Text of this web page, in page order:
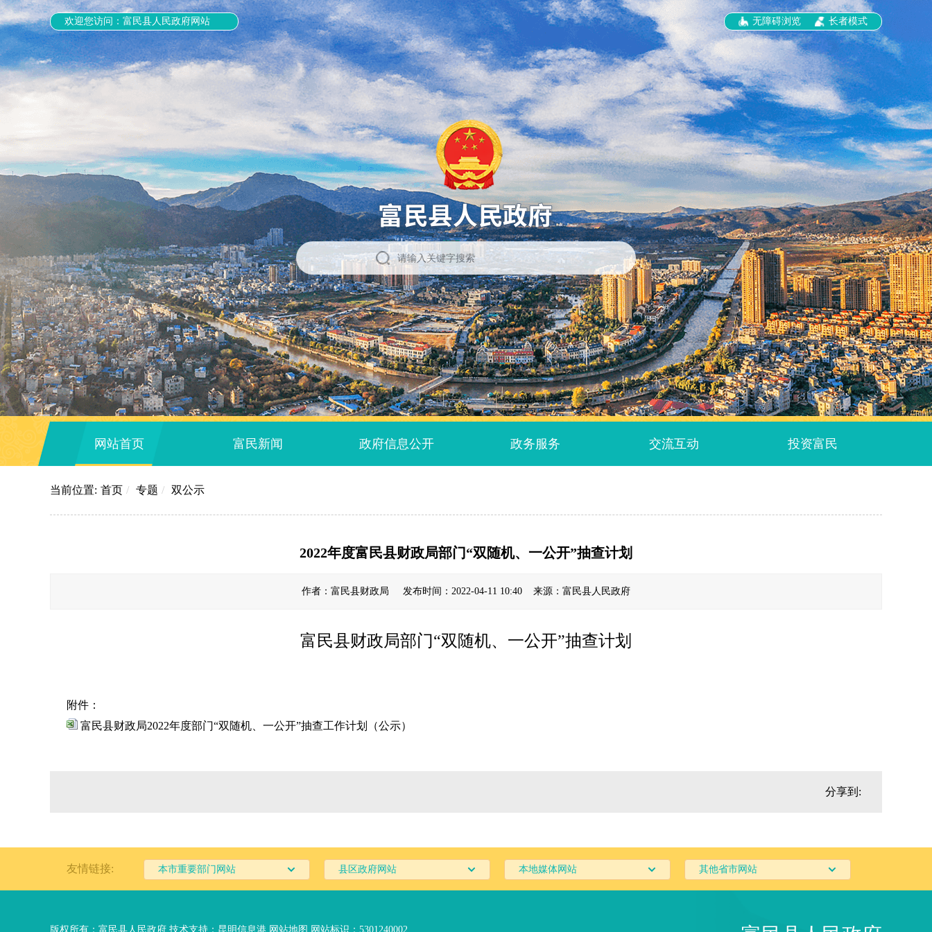
欢迎您访问：富民县人民政府网站 无障碍浏览 长者模式
网站首页 富民新闻 政府信息公开 政务服务 交流互动 投资富民
当前位置: 首页 / 专题 / 双公示
2022年度富民县财政局部门“双随机、一公开”抽查计划
作者：富民县财政局 发布时间：2022-04-11 10:40 来源：富民县人民政府
富民县财政局部门“双随机、一公开”抽查计划
附件：
富民县财政局2022年度部门“双随机、一公开”抽查工作计划（公示）
分享到:
友情链接: 本市重要部门网站 县区政府网站 本地媒体网站 其他省市网站
版权所有：富民县人民政府 技术支持： 昆明信息港 网站地图 网站标识：5301240002